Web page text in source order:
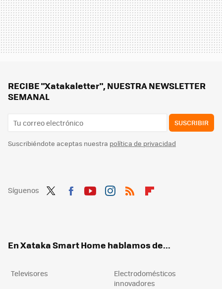
RECIBE "Xatakaletter", NUESTRA NEWSLETTER
SEMANAL
SUSCRIBIR
Suscribiéndote aceptas nuestra política de privacidad
Síguenos
En Xataka Smart Home hablamos de...
Televisores
Electrodomésticos
innovadores